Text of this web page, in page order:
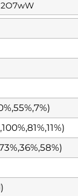
2O7wW